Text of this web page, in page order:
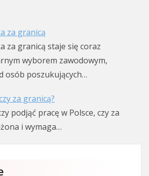
za granicą
za granicą staje się coraz
wyborem zawodowym,
osób poszukujących…
za granicą?
podjąć pracę w Polsce, czy za
i wymaga…